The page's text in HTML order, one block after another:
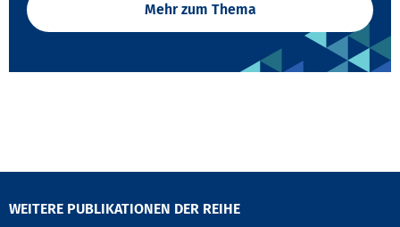
Mehr zum Thema
WEITERE PUBLIKATIONEN DER REIHE